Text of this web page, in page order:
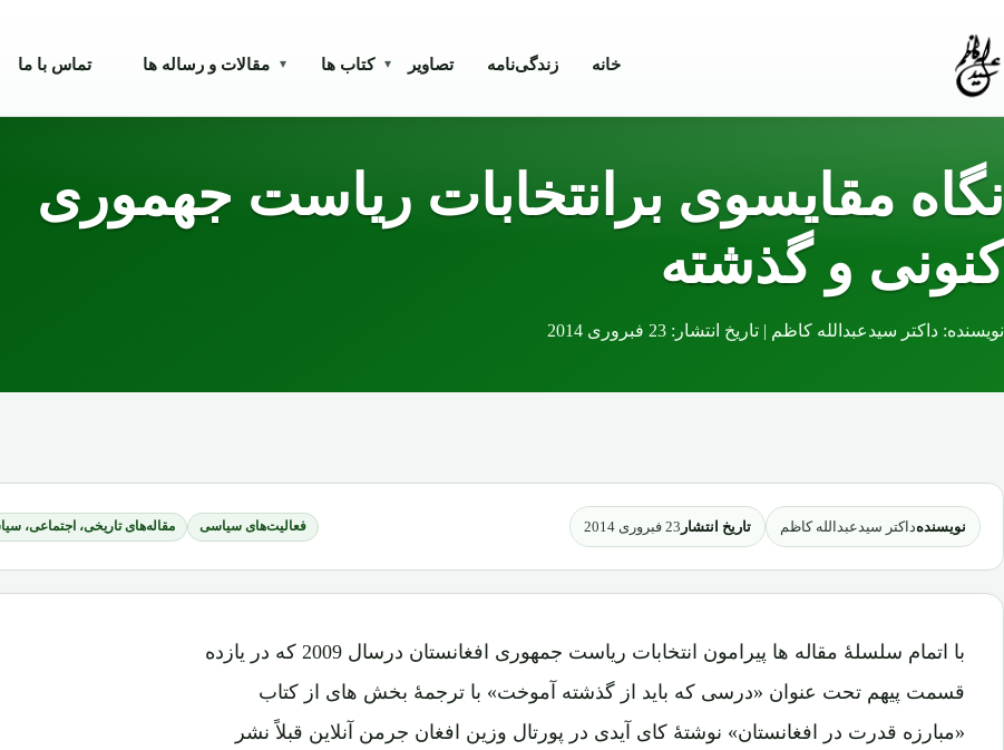
خانه زندگی‌نامه تصاویر کتاب ها مقالات و رساله ها تماس با ما
نگاه مقایسوی برانتخابات ریاست جهموری
کنونی و گذشته
نویسنده: داکتر سیدعبدالله کاظم | تاریخ انتشار: 23 فبروری 2014
داکتر سیدعبدالله کاظم تاریخ انتشار فعالیت‌های سیاسی مقاله‌های تاریخی، اجتماعی،
با اتمام سلسلۀ مقاله ها پیرامون انتخابات ریاست جمهوری افغانستان درسال 2009 که در یازده
قسمت پیهم تحت عنوان «درسی که باید از گذشته آموخت» با ترجمۀ بخش های از کتاب
«مبارزه قدرت در افغانستان» نوشتۀ کای آیدی در پورتال وزین افغان جرمن آنلاین قبلاً نشر